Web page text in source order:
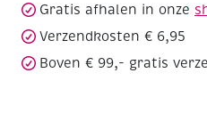
Gratis afhalen in onze
Verzendkosten € 6,95
Boven € 99,- gratis